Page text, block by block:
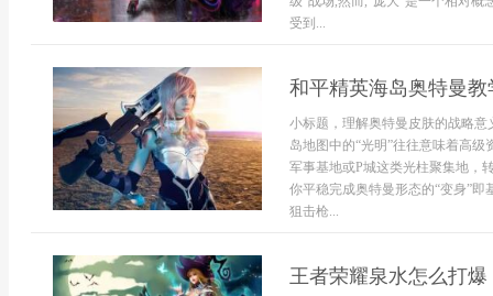
受到...
和平精英海岛奥特曼
小标题，理解奥特曼皮肤的战略
岛地图中的“光明”往往意味着高
军事基地或P城这类光柱聚集地，
你平稳完成奥特曼形态的“变身”
狙击枪...
王者荣耀泉水怎么打